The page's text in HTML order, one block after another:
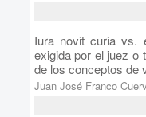
Iura novit curia vs.
exigida por el juez o
de los conceptos de
Juan José Franco